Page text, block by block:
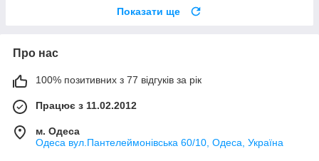
Показати ще
Про нас
100% позитивних з 77 відгуків за рік
Працює з 11.02.2012
м. Одеса
Одеса вул.Пантелеймонівська 60/10, Одеса, Україна